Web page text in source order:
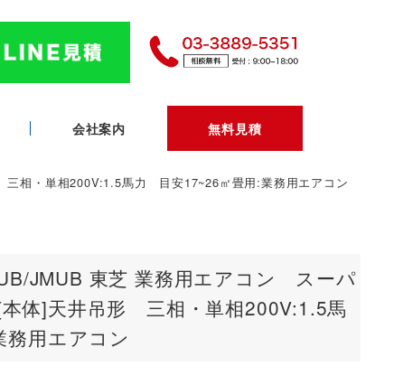
会社案内 無料見積
相・単相200V:1.5馬力 目安17~26㎡畳用:業務用エアコン
JMUB 東芝 業務用エアコン スーパ
体]天井吊形 三相・単相200V:1.5馬
用エアコン